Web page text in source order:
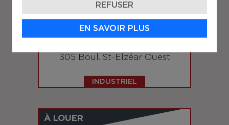
LOUÉ
305 Boul. St-Elzéar Ouest
INDUSTRIEL
À LOUER
REFUSER
EN SAVOIR PLUS